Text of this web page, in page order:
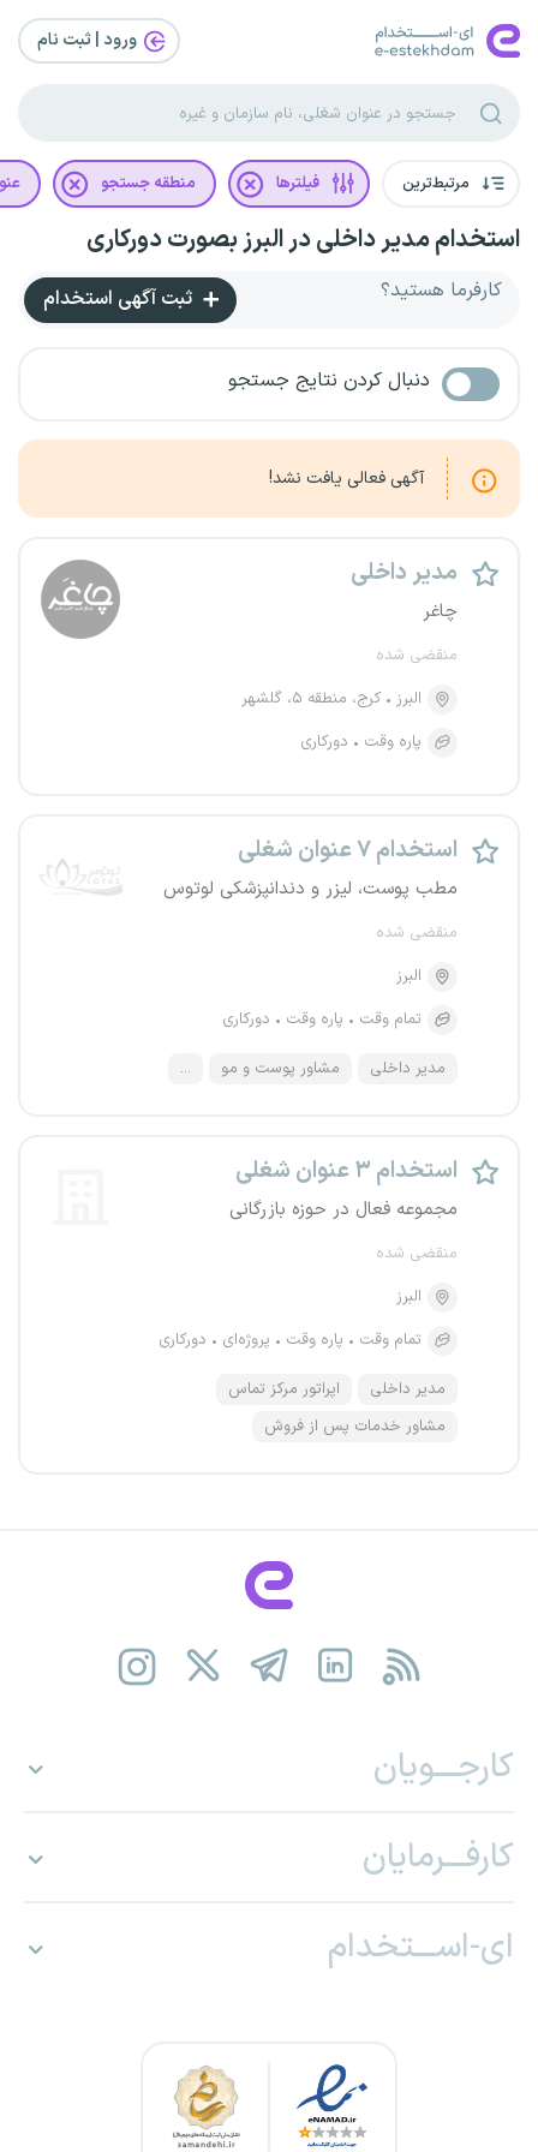
ورود | ثبت‌ نام
مرتبط‌ترین فیلترها منطقه جستجو
استخدام مدیر داخلی در البرز بصورت دورکاری
کارفرما هستید؟ ثبت آگهی استخدام
دنبال کردن نتایج جستجو
آگهی فعالی یافت نشد!
مدیر داخلی
چاغر
منقضی شده
البرز
کرج، منطقه ۵، گلشهر
پاره وقت
دورکاری
استخدام ۷ عنوان شغلی
مطب پوست، لیزر و دندانپزشکی لوتوس
منقضی شده
البرز
تمام وقت
پاره وقت دورکاری
مدیر داخلی مشاور پوست و مو ...
استخدام ۳ عنوان شغلی
مجموعه فعال در حوزه بازرگانی
منقضی شده
البرز
تمام وقت
پاره وقت پروژه‌ای دورکاری
مدیر داخلی
اپراتور مرکز تماس
مشاور خدمات پس از فروش
کارجـــویان
کارفـــرمایان
ای-اســـتخدام